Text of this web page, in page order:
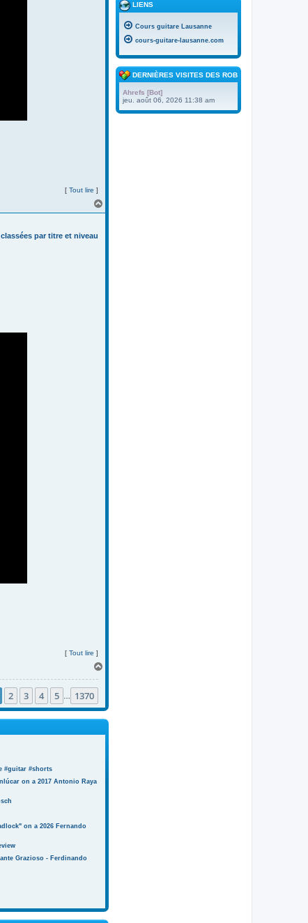
[ Tout lire ]
a
par titre et niveau
[ Tout lire ]
2 3 4 5 1370
#guitar #shorts
on a 2017 Antonio Raya
on a 2026 Fernando
Grazioso - Ferdinando
LIENS
Cours guitare Lausanne
cours-guitare-lausanne.com
DERNIÈRES VISITES DES ROBOTS
Ahrefs [Bot]
jeu. août 06, 2026 11:38 am